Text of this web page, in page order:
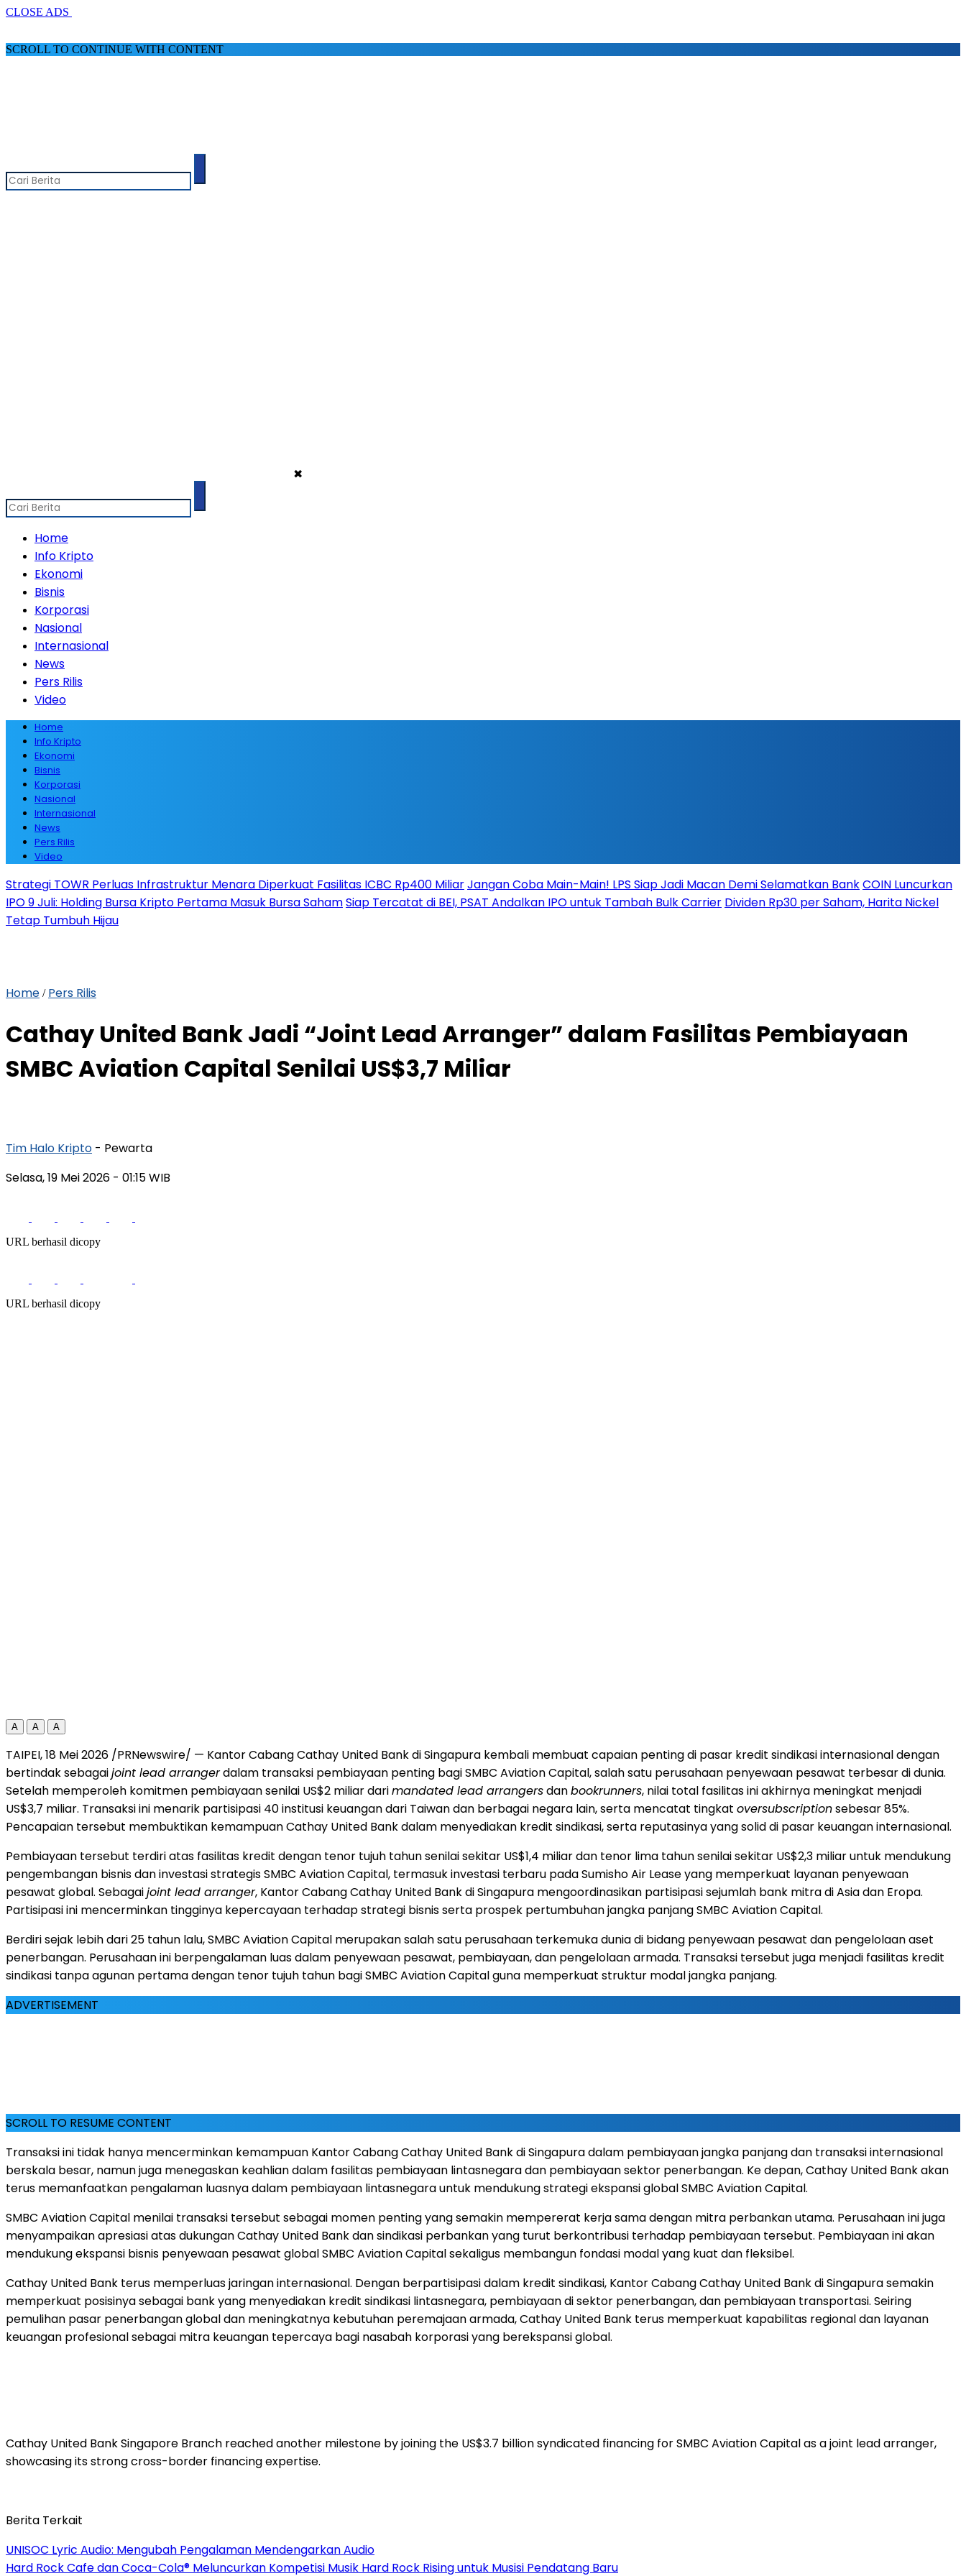
CLOSE ADS
SCROLL TO CONTINUE WITH CONTENT
✖
Home
Info Kripto
Ekonomi
Bisnis
Korporasi
Nasional
Internasional
News
Pers Rilis
Video
Home
Info Kripto
Ekonomi
Bisnis
Korporasi
Nasional
Internasional
News
Pers Rilis
Video
Strategi TOWR Perluas Infrastruktur Menara Diperkuat Fasilitas ICBC Rp400 MiliarJangan Coba Main-Main! LPS Siap Jadi Macan Demi Selamatkan BankCOIN Luncurkan
IPO 9 Juli: Holding Bursa Kripto Pertama Masuk Bursa SahamSiap Tercatat di BEI, PSAT Andalkan IPO untuk Tambah Bulk Carrier Dividen Rp30 per Saham, Harita Nickel
Tetap Tumbuh Hijau
Home / Pers Rilis
Cathay United Bank Jadi “Joint Lead Arranger” dalam Fasilitas Pembiayaan
SMBC Aviation Capital Senilai US$3,7 Miliar
Tim Halo Kripto - Pewarta
Selasa, 19 Mei 2026 - 01:15 WIB
URL berhasil dicopy
URL berhasil dicopy
A A A
TAIPEI, 18 Mei 2026 /PRNewswire/ — Kantor Cabang Cathay United Bank di Singapura kembali membuat capaian penting di pasar kredit sindikasi internasional dengan
bertindak sebagaijoint lead arrangerdalam transaksi pembiayaan penting bagi SMBC Aviation Capital, salah satu perusahaan penyewaan pesawat terbesar di dunia.
Setelah memperoleh komitmen pembiayaan senilai US$2 miliar darimandated lead arrangersdanbookrunners, nilai total fasilitas ini akhirnya meningkat menjadi
US$3,7 miliar. Transaksi ini menarik partisipasi 40 institusi keuangan dari Taiwan dan berbagai negara lain, serta mencatat tingkat oversubscriptionsebesar 85%.
Pencapaian tersebut membuktikan kemampuan Cathay United Bank dalam menyediakan kredit sindikasi, serta reputasinya yang solid di pasar keuangan internasional.
Pembiayaan tersebut terdiri atas fasilitas kredit dengan tenor tujuh tahun senilai sekitar US$1,4 miliar dan tenor lima tahun senilai sekitar US$2,3 miliar untuk mendukung
pengembangan bisnis dan investasi strategis SMBC Aviation Capital, termasuk investasi terbaru pada Sumisho Air Lease yang memperkuat layanan penyewaan
pesawat global. Sebagaijoint lead arranger, Kantor Cabang Cathay United Bank di Singapura mengoordinasikan partisipasi sejumlah bank mitra di Asia dan Eropa.
Partisipasi ini mencerminkan tingginya kepercayaan terhadap strategi bisnis serta prospek pertumbuhan jangka panjang SMBC Aviation Capital.
Berdiri sejak lebih dari 25 tahun lalu, SMBC Aviation Capital merupakan salah satu perusahaan terkemuka dunia di bidang penyewaan pesawat dan pengelolaan aset
penerbangan. Perusahaan ini berpengalaman luas dalam penyewaan pesawat, pembiayaan, dan pengelolaan armada. Transaksi tersebut juga menjadi fasilitas kredit
sindikasi tanpa agunan pertama dengan tenor tujuh tahun bagi SMBC Aviation Capital guna memperkuat struktur modal jangka panjang.
ADVERTISEMENT
SCROLL TO RESUME CONTENT
Transaksi ini tidak hanya mencerminkan kemampuan Kantor Cabang Cathay United Bank di Singapura dalam pembiayaan jangka panjang dan transaksi internasional
berskala besar, namun juga menegaskan keahlian dalam fasilitas pembiayaan lintasnegara dan pembiayaan sektor penerbangan. Ke depan, Cathay United Bank akan
terus memanfaatkan pengalaman luasnya dalam pembiayaan lintasnegara untuk mendukung strategi ekspansi global SMBC Aviation Capital.
SMBC Aviation Capital menilai transaksi tersebut sebagai momen penting yang semakin mempererat kerja sama dengan mitra perbankan utama. Perusahaan ini juga
menyampaikan apresiasi atas dukungan Cathay United Bank dan sindikasi perbankan yang turut berkontribusi terhadap pembiayaan tersebut. Pembiayaan ini akan
mendukung ekspansi bisnis penyewaan pesawat global SMBC Aviation Capital sekaligus membangun fondasi modal yang kuat dan fleksibel.
Cathay United Bank terus memperluas jaringan internasional. Dengan berpartisipasi dalam kredit sindikasi, Kantor Cabang Cathay United Bank di Singapura semakin
memperkuat posisinya sebagai bank yang menyediakan kredit sindikasi lintasnegara, pembiayaan di sektor penerbangan, dan pembiayaan transportasi. Seiring
pemulihan pasar penerbangan global dan meningkatnya kebutuhan peremajaan armada, Cathay United Bank terus memperkuat kapabilitas regional dan layanan
keuangan profesional sebagai mitra keuangan tepercaya bagi nasabah korporasi yang berekspansi global.
Cathay United Bank Singapore Branch reached another milestone by joining the US$3.7 billion syndicated financing for SMBC Aviation Capital as a joint lead arranger,
showcasing its strong cross-border financing expertise.
Berita Terkait
UNISOC Lyric Audio: Mengubah Pengalaman Mendengarkan Audio
Hard Rock Cafe dan Coca-Cola® Meluncurkan Kompetisi Musik Hard Rock Rising untuk Musisi Pendatang Baru